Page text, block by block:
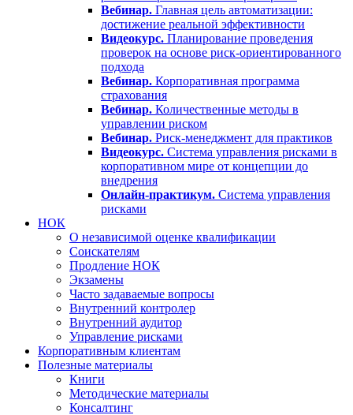
Вебинар. Главная цель автоматизации:
достижение реальной эффективности
Видеокурс. Планирование проведения
проверок на основе риск-ориентированного
подхода
Вебинар. Корпоративная программа
страхования
Вебинар. Количественные методы в
управлении риском
Вебинар. Риск-менеджмент для практиков
Видеокурс. Система управления рисками в
корпоративном мире от концепции до
внедрения
Онлайн-практикум. Система управления
рисками
НОК
О независимой оценке квалификации
Соискателям
Продление НОК
Экзамены
Часто задаваемые вопросы
Внутренний контролер
Внутренний аудитор
Управление рисками
Корпоративным клиентам
Полезные материалы
Книги
Методические материалы
Консалтинг